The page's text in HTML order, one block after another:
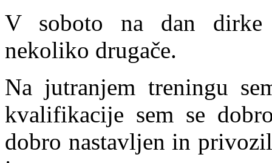
V soboto na dan
nekoliko drugače.
Na jutranjem treningu
kvalifikacije sem se
dobro nastavljen in